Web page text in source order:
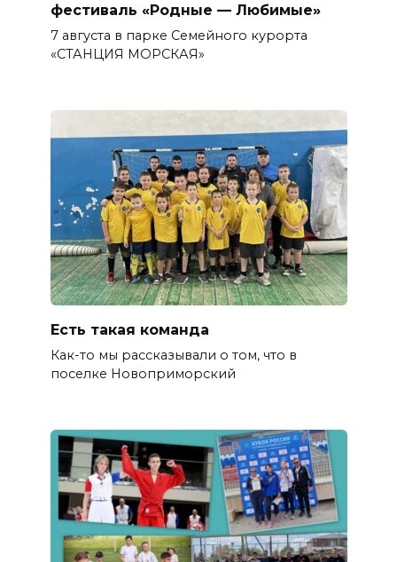
фестиваль «Родные — Любимые»
7 августа в парке Семейного курорта
«СТАНЦИЯ МОРСКАЯ»
Есть такая команда
Как-то мы рассказывали о том, что в
поселке Новоприморский